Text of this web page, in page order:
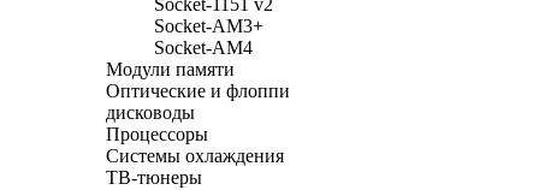
Socket-1151 v2
Socket-AM3+
Socket-AM4
Модули памяти
Оптические и флоппи
дисководы
Процессоры
Системы охлаждения
ТВ-тюнеры